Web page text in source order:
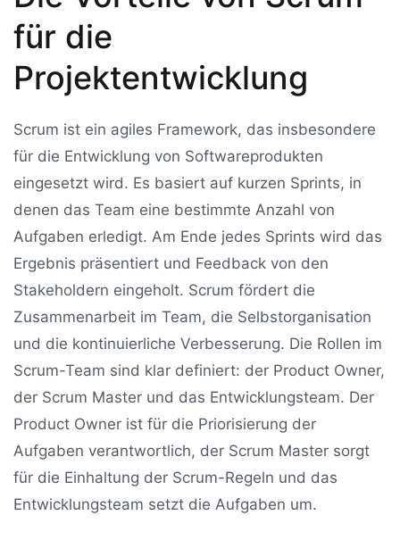
für die
Projektentwicklung
Scrum ist ein agiles Framework, das insbesondere
für die Entwicklung von Softwareprodukten
eingesetzt wird. Es basiert auf kurzen Sprints, in
denen das Team eine bestimmte Anzahl von
Aufgaben erledigt. Am Ende jedes Sprints wird das
Ergebnis präsentiert und Feedback von den
Stakeholdern eingeholt. Scrum fördert die
Zusammenarbeit im Team, die Selbstorganisation
und die kontinuierliche Verbesserung. Die Rollen im
Scrum-Team sind klar definiert: der Product Owner,
der Scrum Master und das Entwicklungsteam. Der
Product Owner ist für die Priorisierung der
Aufgaben verantwortlich, der Scrum Master sorgt
für die Einhaltung der Scrum-Regeln und das
Entwicklungsteam setzt die Aufgaben um.